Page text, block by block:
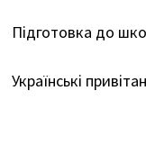
Підготовка до
Українські